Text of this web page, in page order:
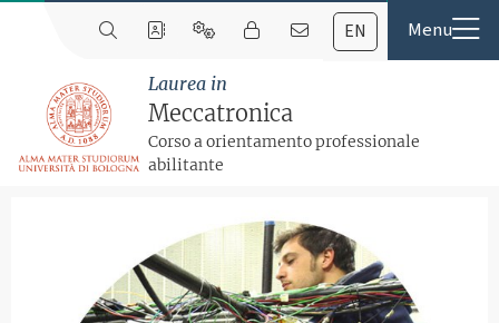
EN
Laurea in
Meccatronica
Corso a orientamento professionale
abilitante